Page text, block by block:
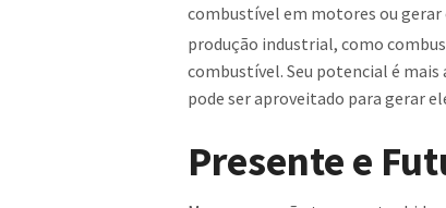
combustível em motores ou gerar
produção industrial, como
combustível. Seu potencial é
pode ser aproveitado para gerar
Presente e